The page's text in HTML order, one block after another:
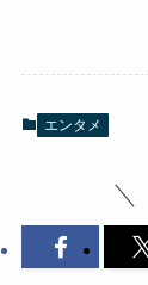
エンタメ